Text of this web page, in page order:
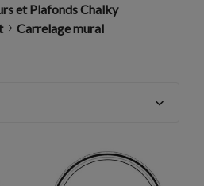
et Plafonds Chalky
Carrelage mural